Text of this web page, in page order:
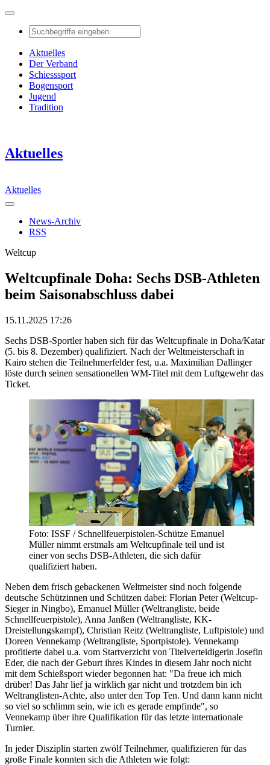
Aktuelles
Der Verband
Schiesssport
Bogensport
Jugend
Tradition
Aktuelles
Aktuelles
News-Archiv
RSS
Weltcup
Weltcupfinale Doha: Sechs DSB-Athleten
beim Saisonabschluss dabei
15.11.2025 17:26
Sechs DSB-Sportler haben sich für das Weltcupfinale in Doha/Katar
(5. bis 8. Dezember) qualifiziert. Nach der Weltmeisterschaft in
Kairo stehen die Teilnehmerfelder fest, u.a. Maximilian Dallinger
löste durch seinen sensationellen WM-Titel mit dem Luftgewehr das
Ticket.
Foto: ISSF / Schnellfeuerpistolen-Schütze Emanuel
Müller nimmt erstmals am Weltcupfinale teil und ist
einer von sechs DSB-Athleten, die sich dafür
qualifiziert haben.
Neben dem frisch gebackenen Weltmeister sind noch folgende
deutsche Schützinnen und Schützen dabei: Florian Peter (Weltcup-
Sieger in Ningbo), Emanuel Müller (Weltrangliste, beide
Schnellfeuerpistole), Anna Janßen (Weltrangliste, KK-
Dreistellungskampf), Christian Reitz (Weltrangliste, Luftpistole) und
Doreen Vennekamp (Weltrangliste, Sportpistole). Vennekamp
profitierte dabei u.a. vom Startverzicht von Titelverteidigerin Josefin
Eder, die nach der Geburt ihres Kindes in diesem Jahr noch nicht
mit dem Schießsport wieder begonnen hat: "Da freue ich mich
drüber! Das Jahr lief ja wirklich gar nicht und trotzdem bin ich
Weltranglisten-Achte, also unter den Top Ten. Und dann kann nicht
so viel so schlimm sein, wie ich es gerade empfinde", so
Vennekamp über ihre Qualifikation für das letzte internationale
Turnier.
In jeder Disziplin starten zwölf Teilnehmer, qualifizieren für das
große Finale konnten sich die Athleten wie folgt: